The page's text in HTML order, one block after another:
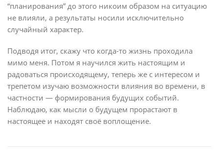
“планирования” до этого никоим образом на ситуацию
не влияли, а результаты носили исключительно
случайный характер.
Подводя итог, скажу что когда-то жизнь проходила
мимо меня. Потом я научился жить настоящим и
радоваться происходящему, теперь же с интересом и
трепетом изучаю возможности влияния во времени, в
частности — формирования будущих событий.
Наблюдаю, как мысли о будущем прорастают в
настоящее и находят своё воплощение.